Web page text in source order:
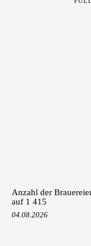
Anzahl der
auf 1 415
04.08.2026